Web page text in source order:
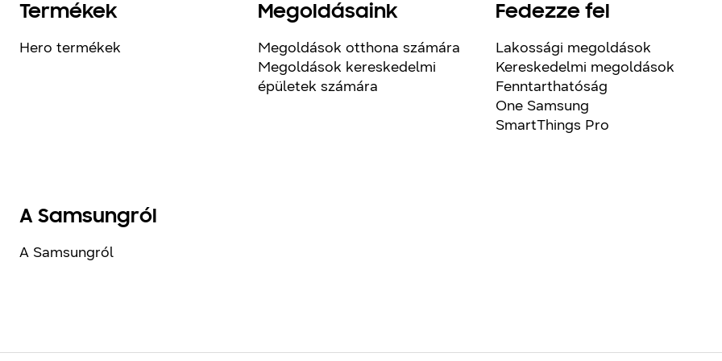
Termékek
Hero termékek
Megoldásaink
Megoldások otthona számára
Megoldások kereskedelmi
épületek számára
Fedezze fel
Lakossági megoldások
Kereskedelmi megoldások
Fenntarthatóság
One Samsung
SmartThings Pro
A Samsungról
A Samsungról